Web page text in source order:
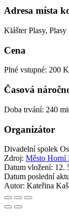
Adresa místa
Klášter Plasy, Plasy
Cena
Plné vstupné: 200
Časová
Doba trvání: 240
Organizátor
Divadelní spolek
Zdroj: Město Horní
Datum vložení: 12.
Datum poslední
Autor: Kateřina